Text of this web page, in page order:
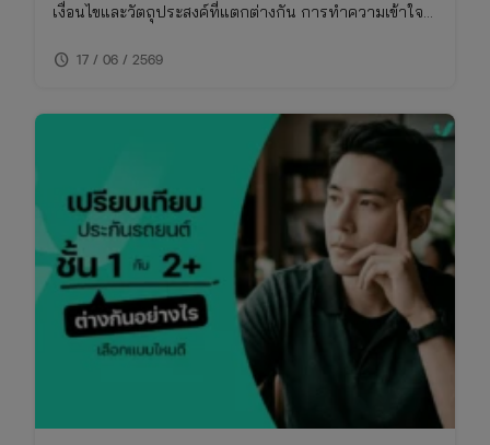
เงื่อนไขและวัตถุประสงค์ที่แตกต่างกัน การทำความเข้าใจ
ไม่พลาดย้อนหลัง
schedule 17 / 06 / 2569